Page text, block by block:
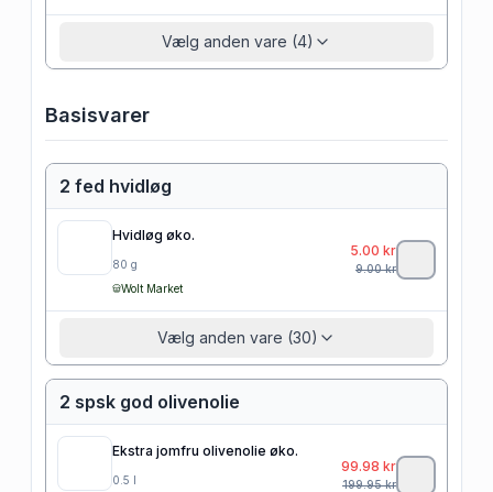
Vælg anden vare (4)
Basisvarer
2 fed hvidløg
Hvidløg øko.
80 g
Wolt Market
5.00 kr
9.00kr
Vælg anden vare (30)
2 spsk god olivenolie
Ekstra jomfru olivenolie øko.
0.5 l
99.98 kr
199.95kr